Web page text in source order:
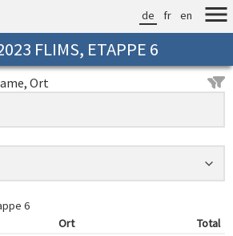
de fr en
FLIMS, ETAPPE 6
Ort
6
Ort Total